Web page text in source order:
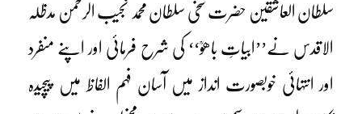
سلطان العاشقین حضرت سخی سلطان محمد نجیب الرحمن مدظلہ
الاقدس نے’’ابیاتِ باھوؒ‘‘ کی شرح فرمائی اور اپنے منفرد
اور انتہائی خوبصورت انداز میں آسان فہم الفاظ میں پیچیدہ